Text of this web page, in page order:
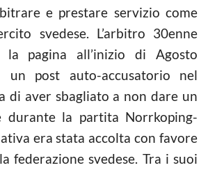
e prestare servizio come
svedese. L’arbitro 30enne
la pagina all’inizio di Agosto
un post auto-accusatorio nel
di aver sbagliato a non dare un
durante la partita Norrkoping-
era stata accolta con favore
federazione svedese. Tra i suoi